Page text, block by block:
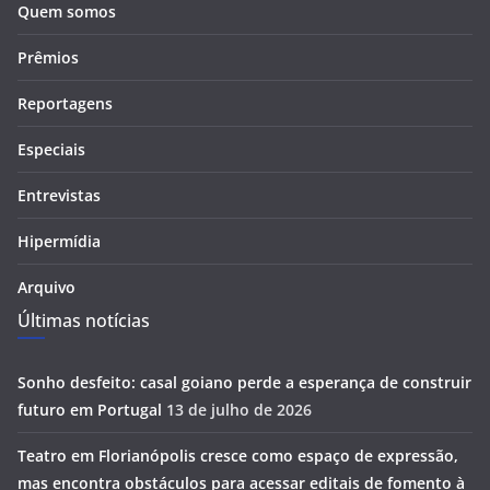
Quem somos
Prêmios
Reportagens
Especiais
Entrevistas
Hipermídia
Arquivo
Últimas notícias
Sonho desfeito: casal goiano perde a esperança de construir
futuro em Portugal 13 de julho de 2026
Teatro em Florianópolis cresce como espaço de expressão,
mas encontra obstáculos para acessar editais de fomento à